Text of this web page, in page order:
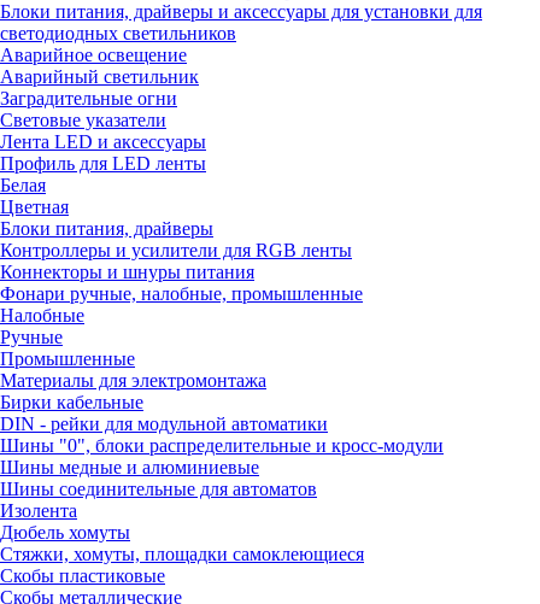
Блоки питания, драйверы и аксессуары для установки для
светодиодных светильников
Аварийное освещение
Аварийный светильник
Заградительные огни
Световые указатели
Лента LED и аксессуары
Профиль для LED ленты
Белая
Цветная
Блоки питания, драйверы
Контроллеры и усилители для RGB ленты
Коннекторы и шнуры питания
Фонари ручные, налобные, промышленные
Налобные
Ручные
Промышленные
Материалы для электромонтажа
Бирки кабельные
DIN - рейки для модульной автоматики
Шины "0", блоки распределительные и кросс-модули
Шины медные и алюминиевые
Шины соединительные для автоматов
Изолента
Дюбель хомуты
Стяжки, хомуты, площадки самоклеющиеся
Скобы пластиковые
Скобы металлические